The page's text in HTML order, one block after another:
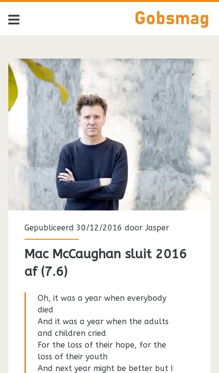
Tag:
<span>Mac
McCaughan</span>
Gepubliceerd 30/12/2016 doorJasper
Mac McCaughan sluit 2016
af (7.6)
Oh, it was a year when everybody
died
And it was a year when the adults
and children cried
For the loss of their hope, for the
loss of their youth
And next year might be better but I